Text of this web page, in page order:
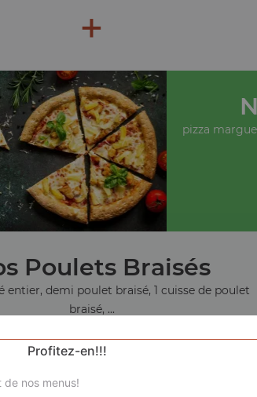
+
pizza
Poulets Braisés
entier, demi poulet braisé, 1 cuisse de poulet
braisé, ...
+
Profitez-en!!!
nos menus!